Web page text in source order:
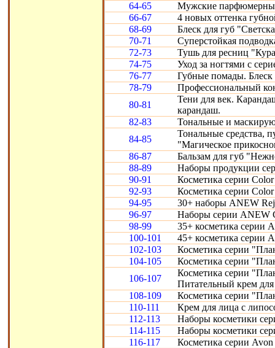
64-65
Мужские
66-67
4 новых оттенка
68-69
Блеск для губ
70-71
Суперстойкая
72-73
Тушь для ресниц
74-75
Уход за ногтями с
76-77
Губные помады. Блеск
78-79
Профессиональный
80-81
Тени для век.
карандаш.
82-83
Тональные и
84-85
Тональные средства,
"Магическое
86-87
Бальзам для губ
88-89
Наборы продукции
90-91
Косметика серии
92-93
Косметика серии
94-95
30+ наборы ANEW
96-97
Наборы серии ANEW
98-99
35+ косметика серии
100-101
45+ косметика серии
102-103
Косметика серии
104-105
Косметика серии
106-107
Косметика серии
Питательный крем для
108-109
Косметика серии
110-111
Крем для лица с
112-113
Наборы косметики
114-115
Наборы косметики
116-117
Косметика серии Avon